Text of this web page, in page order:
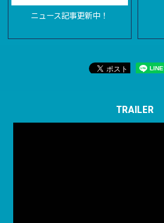
ニュース記事更新中！
TRAILER